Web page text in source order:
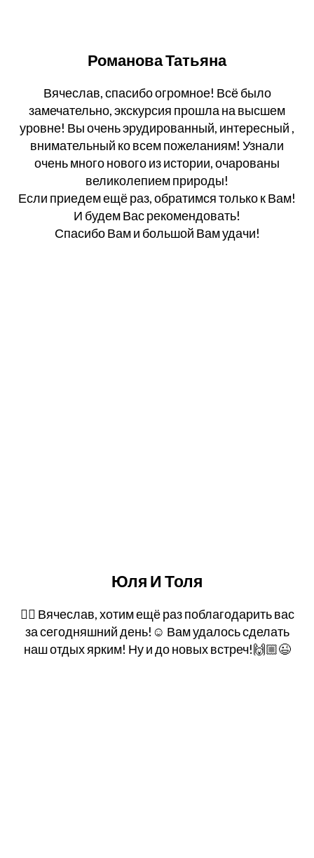
Романова Татьяна
Вячеслав, спасибо огромное! Всё было
замечательно, экскурсия прошла на высшем
уровне! Вы очень эрудированный, интересный ,
внимательный ко всем пожеланиям! Узнали
очень много нового из истории, очарованы
великолепием природы!
Если приедем ещё раз, обратимся только к Вам!
И будем Вас рекомендовать!
Спасибо Вам и большой Вам удачи!
Юля И Толя
👍🏻 Вячеслав, хотим ещё раз поблагодарить вас
за сегодняшний день!☺ Вам удалось сделать
наш отдых ярким! Ну и до новых встреч!🙌🏼😉